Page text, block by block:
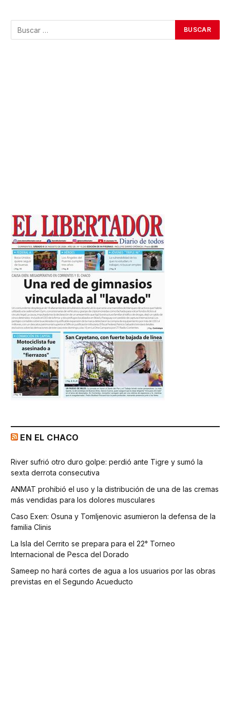
EN EL CHACO
River sufrió otro duro golpe: perdió ante Tigre y sumó la
sexta derrota consecutiva
ANMAT prohibió el uso y la distribución de una de las cremas
más vendidas para los dolores musculares
Caso Exen: Osuna y Tomljenovic asumieron la defensa de la
familia Clinis
La Isla del Cerrito se prepara para el 22° Torneo
Internacional de Pesca del Dorado
Sameep no hará cortes de agua a los usuarios por las obras
previstas en el Segundo Acueducto